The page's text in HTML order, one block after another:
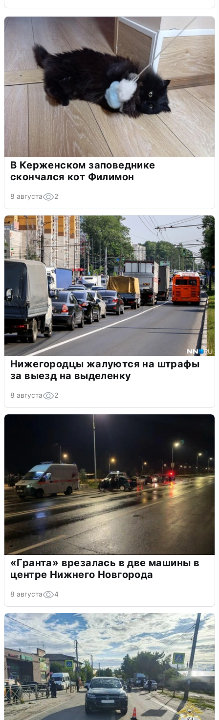
В Керженском заповеднике
скончался кот Филимон
8 августа 2
Нижегородцы жалуются на штрафы
за выезд на выделенку
8 августа 2
«Гранта» врезалась в две машины в
центре Нижнего Новгорода
8 августа 4